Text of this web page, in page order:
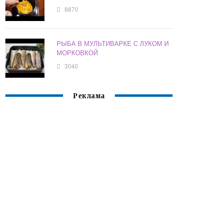
8870
РЫБА В МУЛЬТИВАРКЕ С ЛУКОМ И
МОРКОВКОЙ
3040
Реклама